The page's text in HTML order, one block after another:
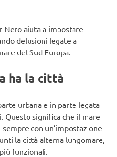
Nero aiuta a impostare
delusioni legate a
del Sud Europa.
ha la città
urbana e in parte legata
significa che il mare
con un’impostazione
la città alterna lungomare,
funzionali.